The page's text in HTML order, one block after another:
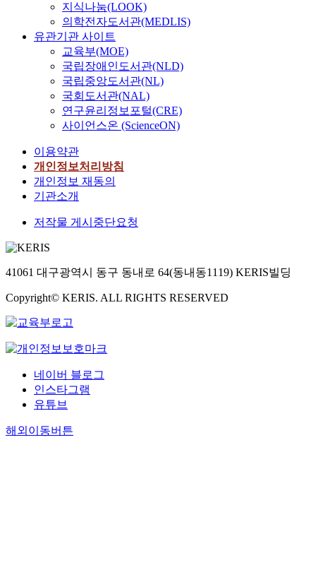
지식나눔(LOOK)
의학전자도서관(MEDLIS)
유관기관 사이트
교육부(MOE)
국립장애인도서관(NLD)
국립중앙도서관(NL)
국회도서관(NAL)
연구윤리정보포털(CRE)
사이언스온 (ScienceON)
이용약관
개인정보처리방침
개인정보 재동의
기관소개
저작물 게시중단요청
41061 대구광역시 동구 동내로 64(동내동1119) KERIS빌딩
Copyright© KERIS. ALL RIGHTS RESERVED
네이버 블로그
인스타그램
유튜브
해외이동버튼